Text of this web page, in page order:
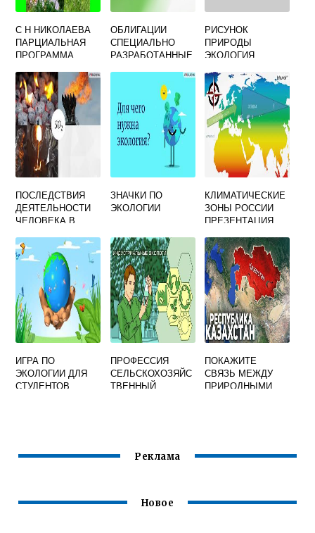
С Н НИКОЛАЕВА
ПАРЦИАЛЬНАЯ
ПРОГРАММА
7 ЛЕТ
ОБЛИГАЦИИ
СПЕЦИАЛЬНО
РАЗРАБОТАННЫЕ
СВЯЗАННЫХ С
КЛИМАТОМ ИЛИ
ОКРУЖАЮЩЕЙ
СРЕДОЙ
РИСУНОК
ПРИРОДЫ
ЭКОЛОГИЯ
ПОСЛЕДСТВИЯ
ДЕЯТЕЛЬНОСТИ
ЧЕЛОВЕКА В
СРЕДЕ
ЗНАЧКИ ПО
ЭКОЛОГИИ
КЛИМАТИЧЕСКИЕ
ЗОНЫ РОССИИ
ПРЕЗЕНТАЦИЯ
ИГРА ПО
ЭКОЛОГИИ ДЛЯ
СТУДЕНТОВ
ПРОФЕССИЯ
СЕЛЬСКОХОЗЯЙС
ТВЕННЫЙ
ПОКАЖИТЕ
СВЯЗЬ МЕЖДУ
ПРИРОДНЫМИ
Реклама
Новое